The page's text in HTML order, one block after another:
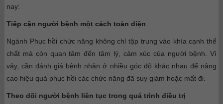
nay:
Tiếp cận người bệnh một cách toàn diện
Ngành Phục hồi chức năng không chỉ tập trung vào khía cạnh thể
chất mà còn quan tâm đến tâm lý, cảm xúc của người bệnh. Vì
vậy, cần đánh giá bệnh nhân ở nhiều góc độ khác nhau để nâng
cao hiệu quả phục hồi các chức năng đã suy giảm hoặc mất đi.
Theo dõi người bệnh liên tục trong quá trình điều trị